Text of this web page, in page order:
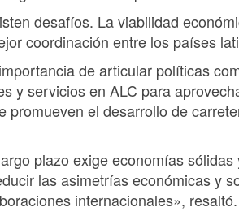
desafíos. La viabilidad
coordinación entre los países
de articular políticas
y servicios en ALC para
promueven el desarrollo de
plazo exige economías
las asimetrías económicas y
internacionales», resaltó.